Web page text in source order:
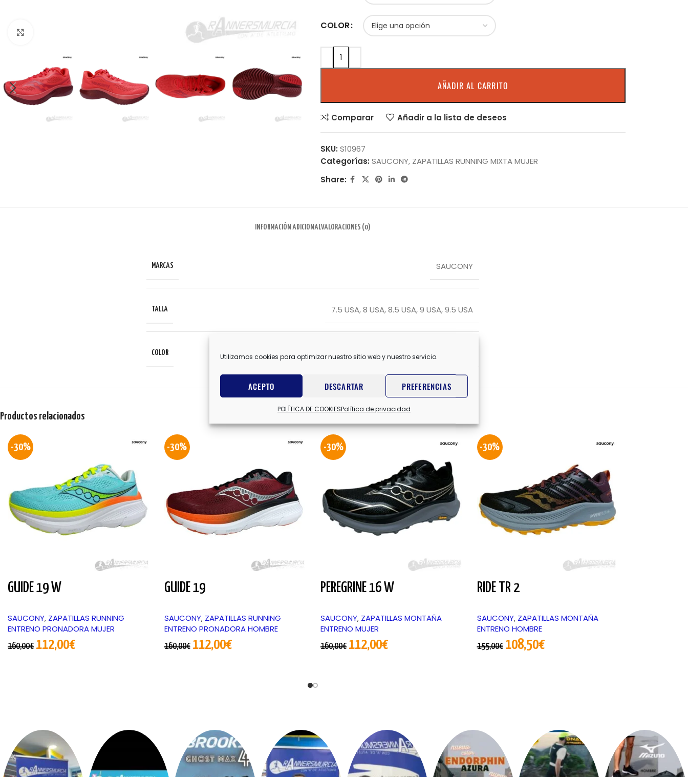
Utilizamos cookies para optimizar nuestro sitio web y nuestro servicio.
ACEPTO DESCARTAR PREFERENCIAS
POLÍTICA DE COOKIESPolítica de privacidad
COLOR
AÑADIR AL CARRITO
Comparar Añadir a la lista de deseos
SKU: S10967
Categorías: SAUCONY, ZAPATILLAS RUNNING MIXTA MUJER
Share:
INFORMACIÓN ADICIONALVALORACIONES (0)
MARCAS SAUCONY
TALLA 7.5 USA,8 USA,8.5 USA,9 USA,9.5 USA
COLOR
Productos relacionados
-30%
GUIDE 19 W
SAUCONY, ZAPATILLAS RUNNING
ENTRENO PRONADORA MUJER
160,00€ 112,00€
-30%
GUIDE 19
SAUCONY, ZAPATILLAS RUNNING
ENTRENO PRONADORA HOMBRE
160,00€ 112,00€
-30%
PEREGRINE 16 W
SAUCONY, ZAPATILLAS MONTAÑA
ENTRENO MUJER
160,00€ 112,00€
-30%
RIDE TR 2
SAUCONY, ZAPATILLAS MONTAÑA
ENTRENO HOMBRE
155,00€ 108,50€